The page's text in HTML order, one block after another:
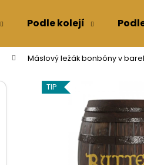
Podle kolejí
Máslový ležák bonbóny v
TIP
Co